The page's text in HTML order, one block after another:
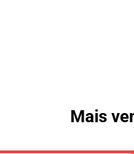
Mais